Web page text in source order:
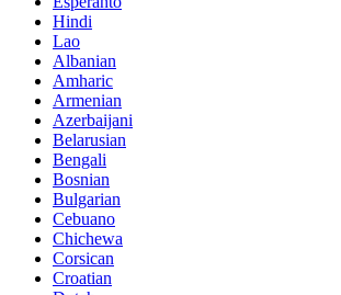
Hindi
Lao
Albanian
Amharic
Armenian
Azerbaijani
Belarusian
Bengali
Bosnian
Bulgarian
Cebuano
Chichewa
Corsican
Croatian